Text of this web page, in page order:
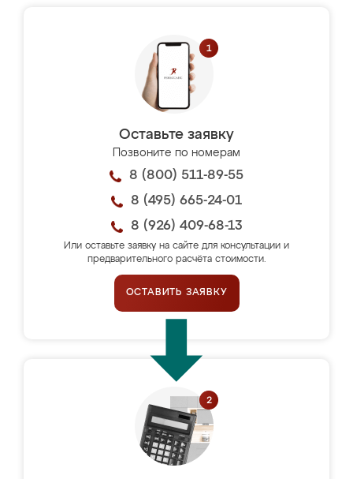
Оставьте заявку
Позвоните по номерам
8 (800) 511-89-55
8 (495) 665-24-01
8 (926) 409-68-13
Или оставьте заявку на сайте для консультации и
предварительного расчёта стоимости.
ОСТАВИТЬ ЗАЯВКУ